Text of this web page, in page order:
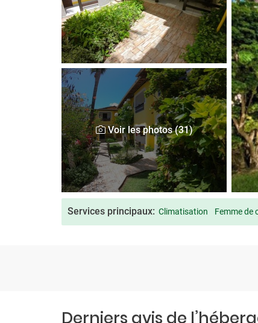
Voir les photos (31)
Services principaux: Climatisation Femme de
Derniers avis de